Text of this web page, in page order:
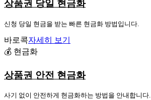
상품권 당일 현금화
신청 당일 현금을 받는 빠른 현금화 방법입니다.
바로콕자세히 보기
💰 현금화
상품권 안전 현금화
사기 없이 안전하게 현금화하는 방법을 안내합니다.